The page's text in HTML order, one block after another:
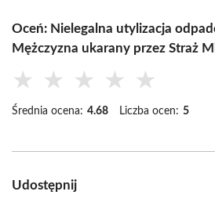
Oceń: Nielegalna utylizacja
Mężczyzna ukarany przez Straż
★ ★ ★ ★ ★
Średnia ocena: 4.68 Liczba ocen: 5
Udostępnij